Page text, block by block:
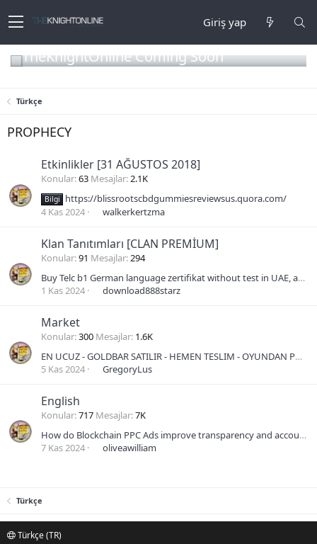
Giriş yap
TheKnightOnline Coming Soon
Türkçe
PROPHECY
Etkinlikler [31 AĞUSTOS 2018]
Konular 63 Mesajlar 2.1K
Bilgi
https://blissrootscbdgummiesreviewsus.quora.com/
4 Kas 2024
walkerkertzma
Klan Tanıtımları [CLAN PREMİUM]
Konular 91 Mesajlar 294
Buy Telc b1 German language zertifikat without test in UAE, apply b2 goethe certificates b2 TELC b2 certificates Asia,Europe
1 Kas 2024
download888starz
Market
Konular 300 Mesajlar 1.6K
EN UCUZ - GOLDBAR SATILIR - HEMEN TESLIM - OYUNDAN PM ATIN - K1YAMET -
5 Kas 2024
GregoryLus
English
Konular 717 Mesajlar 7K
How do Blockchain PPC Ads improve transparency and accountability in advertising?
7 Kas 2024
oliveawilliam
Türkçe
Türkçe (TR)